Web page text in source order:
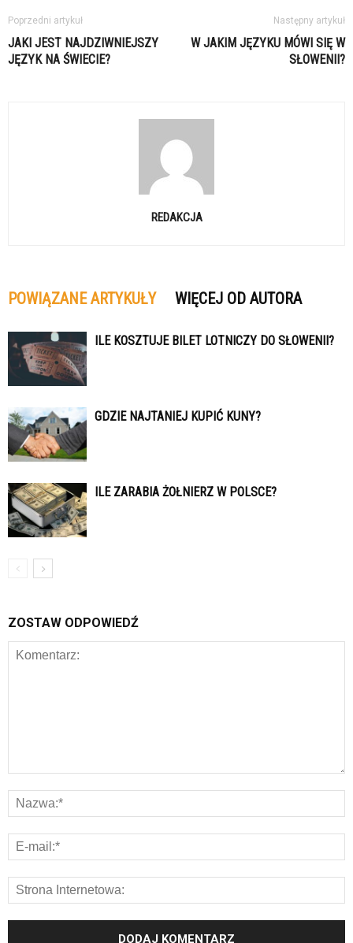
Poprzedni artykuł
JAKI JEST NAJDZIWNIEJSZY
JĘZYK NA ŚWIECIE?
Następny artykuł
W JAKIM JĘZYKU MÓWI SIĘ W
SŁOWENII?
REDAKCJA
POWIĄZANE ARTYKUŁY WIĘCEJ OD AUTORA
ILE KOSZTUJE BILET LOTNICZY DO SŁOWENII?
GDZIE NAJTANIEJ KUPIĆ KUNY?
ILE ZARABIA ŻOŁNIERZ W POLSCE?
ZOSTAW ODPOWIEDŹ